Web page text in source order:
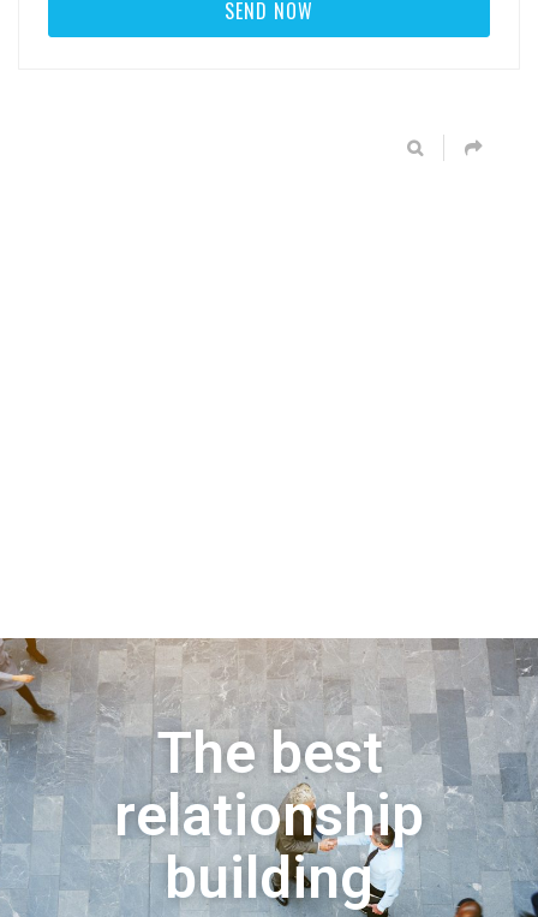
The best
relationship
building